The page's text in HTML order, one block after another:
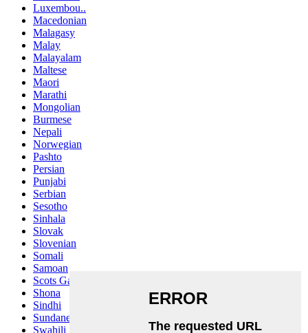
Luxembou..
Macedonian
Malagasy
Malay
Malayalam
Maltese
Maori
Marathi
Mongolian
Burmese
Nepali
Norwegian
Pashto
Persian
Punjabi
Serbian
Sesotho
Sinhala
Slovak
Slovenian
Somali
Samoan
Scots Gaelic
Shona
Sindhi
Sundanese
Swahili